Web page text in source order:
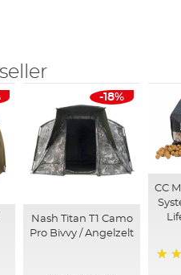
-18%
Nash Titan T1 Camo
Pro Bivvy / Angelzelt
CC